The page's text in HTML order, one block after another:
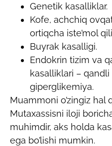
Genetik kasalliklar.
Kofe, achchiq
ortiqcha iste’mol
Buyrak kasalligi.
Endokrin tizim va
kasalliklari –
giperglikemiya.
Muammoni o’zingiz hal
Mutaxassisni iloji
muhimdir, aks holda
ega bo’lishi mumkin.